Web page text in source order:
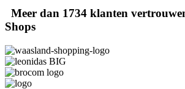
Meer dan 1734 klanten
Shops